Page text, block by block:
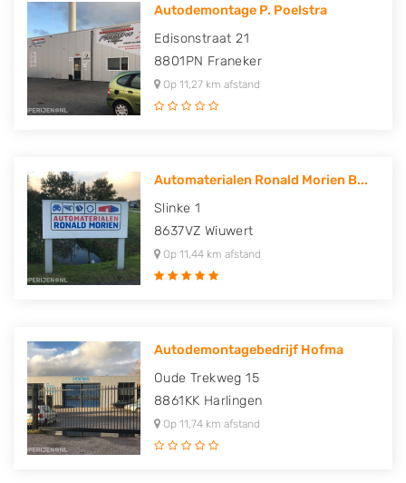
Autodemontage P. Poelstra
Edisonstraat 21
8801PN Franeker
Op 11,27 km afstand
Automaterialen Ronald Morien B...
Slinke 1
8637VZ Wiuwert
Op 11,44 km afstand
Autodemontagebedrijf Hofma
Oude Trekweg 15
8861KK Harlingen
Op 11,74 km afstand